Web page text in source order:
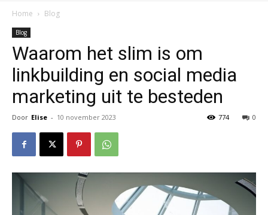
Home Blog
Blog
Waarom het slim is om
linkbuilding en social media
marketing uit te besteden
Door Elise - 10 november 2023 0
774